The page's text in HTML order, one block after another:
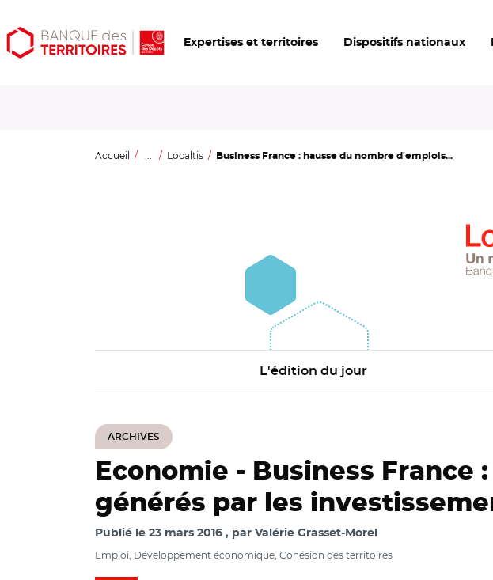
Aller
au
Aller
au
Ouvrir
les
Expertises et territoires Dispositifs nationaux
Accueil ... Localtis Business France : hausse du nombre d'emplois...
L'édition du jour
ARCHIVES
Economie - Business France
générés par les
Publié le 23 mars 2016 par Valérie Grasset-Morel
Emploi, Développement économique, Cohésion des territoires